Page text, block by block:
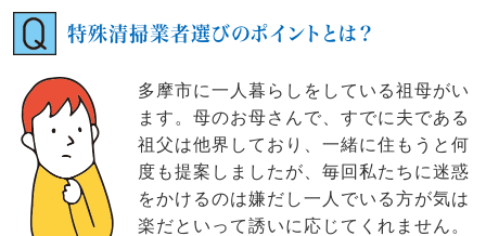
特殊清掃業者選びのポイントとは？
多摩市に一人暮らしをしている祖母がい
ます。母のお母さんで、すでに夫である
祖父は他界しており、一緒に住もうと何
度も提案しましたが、毎回私たちに迷惑
をかけるのは嫌だし一人でいる方が気は
楽だといって誘いに応じてくれません。